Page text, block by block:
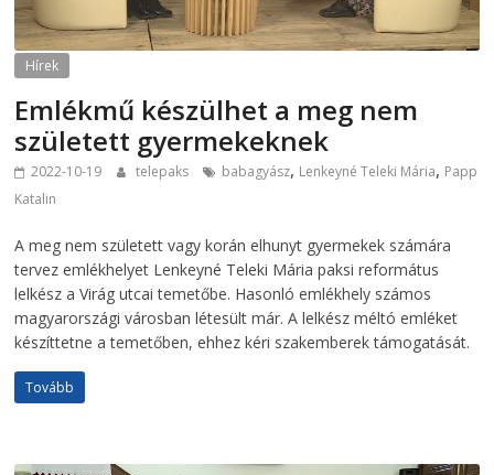
Hírek
Emlékmű készülhet a meg nem
született gyermekeknek
2022-10-19 telepaks babagyász, Lenkeyné Teleki Mária, Papp
Katalin
A meg nem született vagy korán elhunyt gyermekek számára
tervez emlékhelyet Lenkeyné Teleki Mária paksi református
lelkész a Virág utcai temetőbe. Hasonló emlékhely számos
magyarországi városban létesült már. A lelkész méltó emléket
készíttetne a temetőben, ehhez kéri szakemberek támogatását.
Tovább